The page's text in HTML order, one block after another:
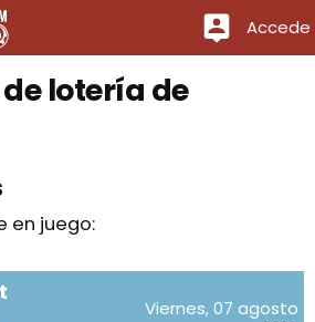
Accede
lotería de
en juego:
Viernes, 07 agosto